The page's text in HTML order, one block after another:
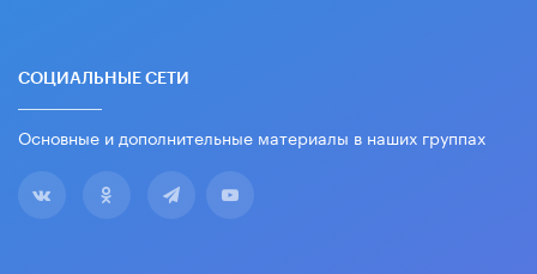
СОЦИАЛЬНЫЕ СЕТИ
Основные и дополнительные материалы в наших группах